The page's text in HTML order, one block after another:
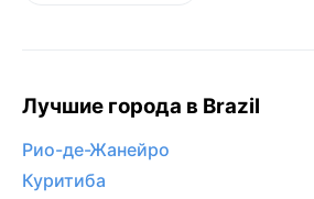
Лучшие города в Brazil
Рио-де-Жанейро
Куритиба